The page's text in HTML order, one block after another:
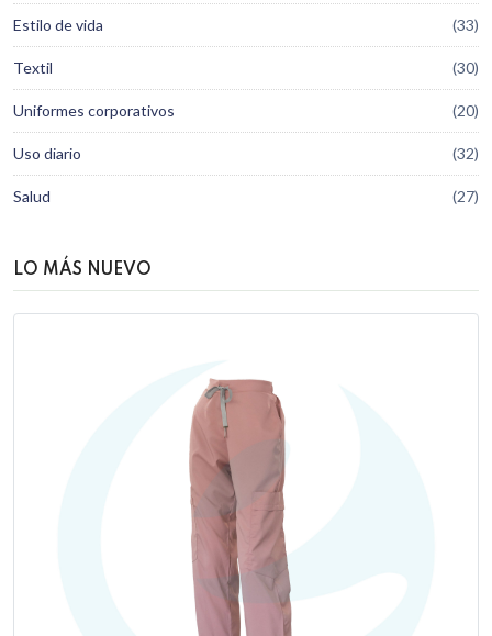
Estilo de vida (33)
Textil (30)
Uniformes corporativos (20)
Uso diario (32)
Salud (27)
LO MÁS NUEVO